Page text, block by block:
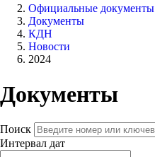
Официальные документы
Документы
КДН
Новости
2024
Документы
Поиск
Интервал дат